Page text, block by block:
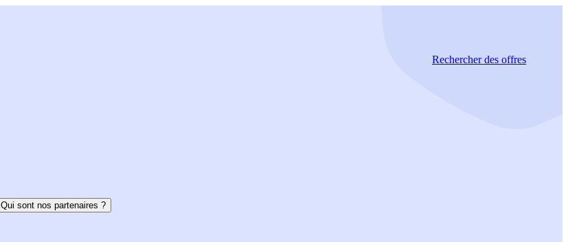
Rechercherdes offres
Qui sont nos partenaires ?